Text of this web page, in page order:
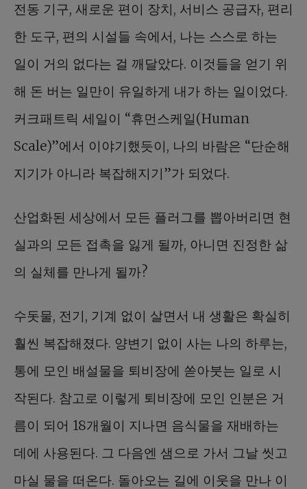
전동 기구, 새로운 편이 장치, 서비스 공급자, 편리
한 도구, 편의 시설들 속에서, 나는 스스로 하는
일이 거의 없다는 걸 깨달았다. 이것들을 얻기 위
해 돈 버는 일만이 유일하게 내가 하는 일이었다.
커크패트릭 세일이 “휴먼스케일(Human
Scale)”에서 이야기했듯이, 나의 바람은 “단순해
지기가 아니라 복잡해지기”가 되었다.
산업화된 세상에서 모든 플러그를 뽑아버리면 현
실과의 모든 접촉을 잃게 될까, 아니면 진정한 삶
의 실체를 만나게 될까?
수돗물, 전기, 기계 없이 살면서 내 생활은 확실히
훨씬 복잡해졌다. 양변기 없이 사는 나의 하루는,
통에 모인 배설물을 퇴비장에 쏟아붓는 일로 시
작된다. 참고로 이렇게 퇴비장에 모인 인분은 거
름이 되어 18개월이 지나면 음식물을 재배하는
데에 사용된다. 그 다음엔 샘으로 가서 그날 씻고
마실 물을 떠온다. 돌아오는 길에 이웃을 만나 이